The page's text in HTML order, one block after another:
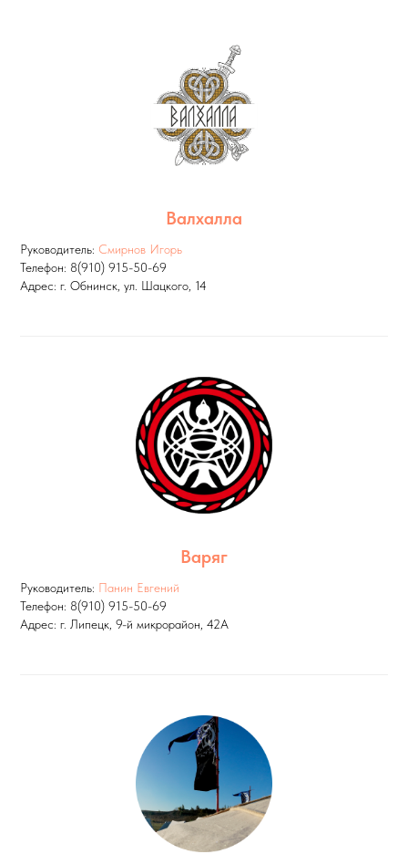
Валхалла
Руководитель: Смирнов Игорь
Телефон: 8(910) 915-50-69
Адрес: г. Обнинск, ул. Шацкого, 14
Варяг
Руководитель: Панин Евгений
Телефон: 8(910) 915-50-69
Адрес: г. Липецк, 9-й микрорайон, 42А